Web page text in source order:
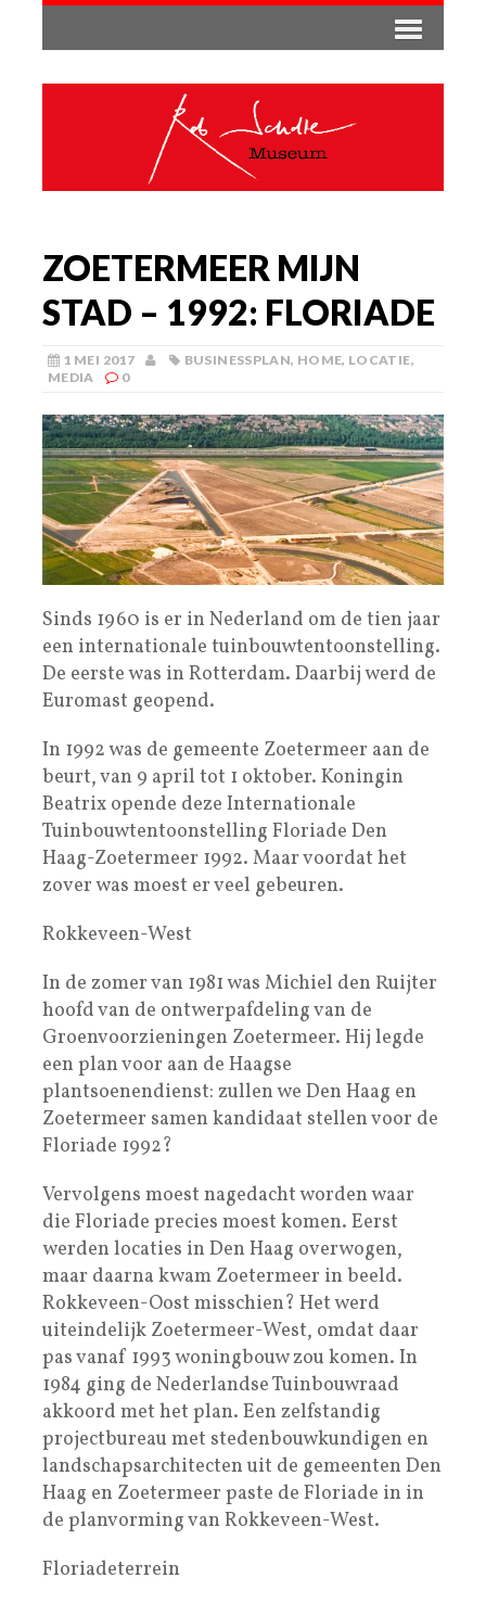
ZOETERMEER MIJN
STAD – 1992: FLORIADE
1 MEI 2017 BUSINESSPLAN, HOME, LOCATIE,
MEDIA
0
Sinds 1960 is er in Nederland om de tien jaar
een internationale tuinbouwtentoonstelling.
De eerste was in Rotterdam. Daarbij werd de
Euromast geopend.
In 1992 was de gemeente Zoetermeer aan de
beurt, van 9 april tot 1 oktober. Koningin
Beatrix opende deze Internationale
Tuinbouwtentoonstelling Floriade Den
Haag-Zoetermeer 1992. Maar voordat het
zover was moest er veel gebeuren.
Rokkeveen-West
In de zomer van 1981 was Michiel den Ruijter
hoofd van de ontwerpafdeling van de
Groenvoorzieningen Zoetermeer. Hij legde
een plan voor aan de Haagse
plantsoenendienst: zullen we Den Haag en
Zoetermeer samen kandidaat stellen voor de
Floriade 1992?
Vervolgens moest nagedacht worden waar
die Floriade precies moest komen. Eerst
werden locaties in Den Haag overwogen,
maar daarna kwam Zoetermeer in beeld.
Rokkeveen-Oost misschien? Het werd
uiteindelijk Zoetermeer-West, omdat daar
pas vanaf 1993 woningbouw zou komen. In
1984 ging de Nederlandse Tuinbouwraad
akkoord met het plan. Een zelfstandig
projectbureau met stedenbouwkundigen en
landschapsarchitecten uit de gemeenten Den
Haag en Zoetermeer paste de Floriade in in
de planvorming van Rokkeveen-West.
Floriadeterrein